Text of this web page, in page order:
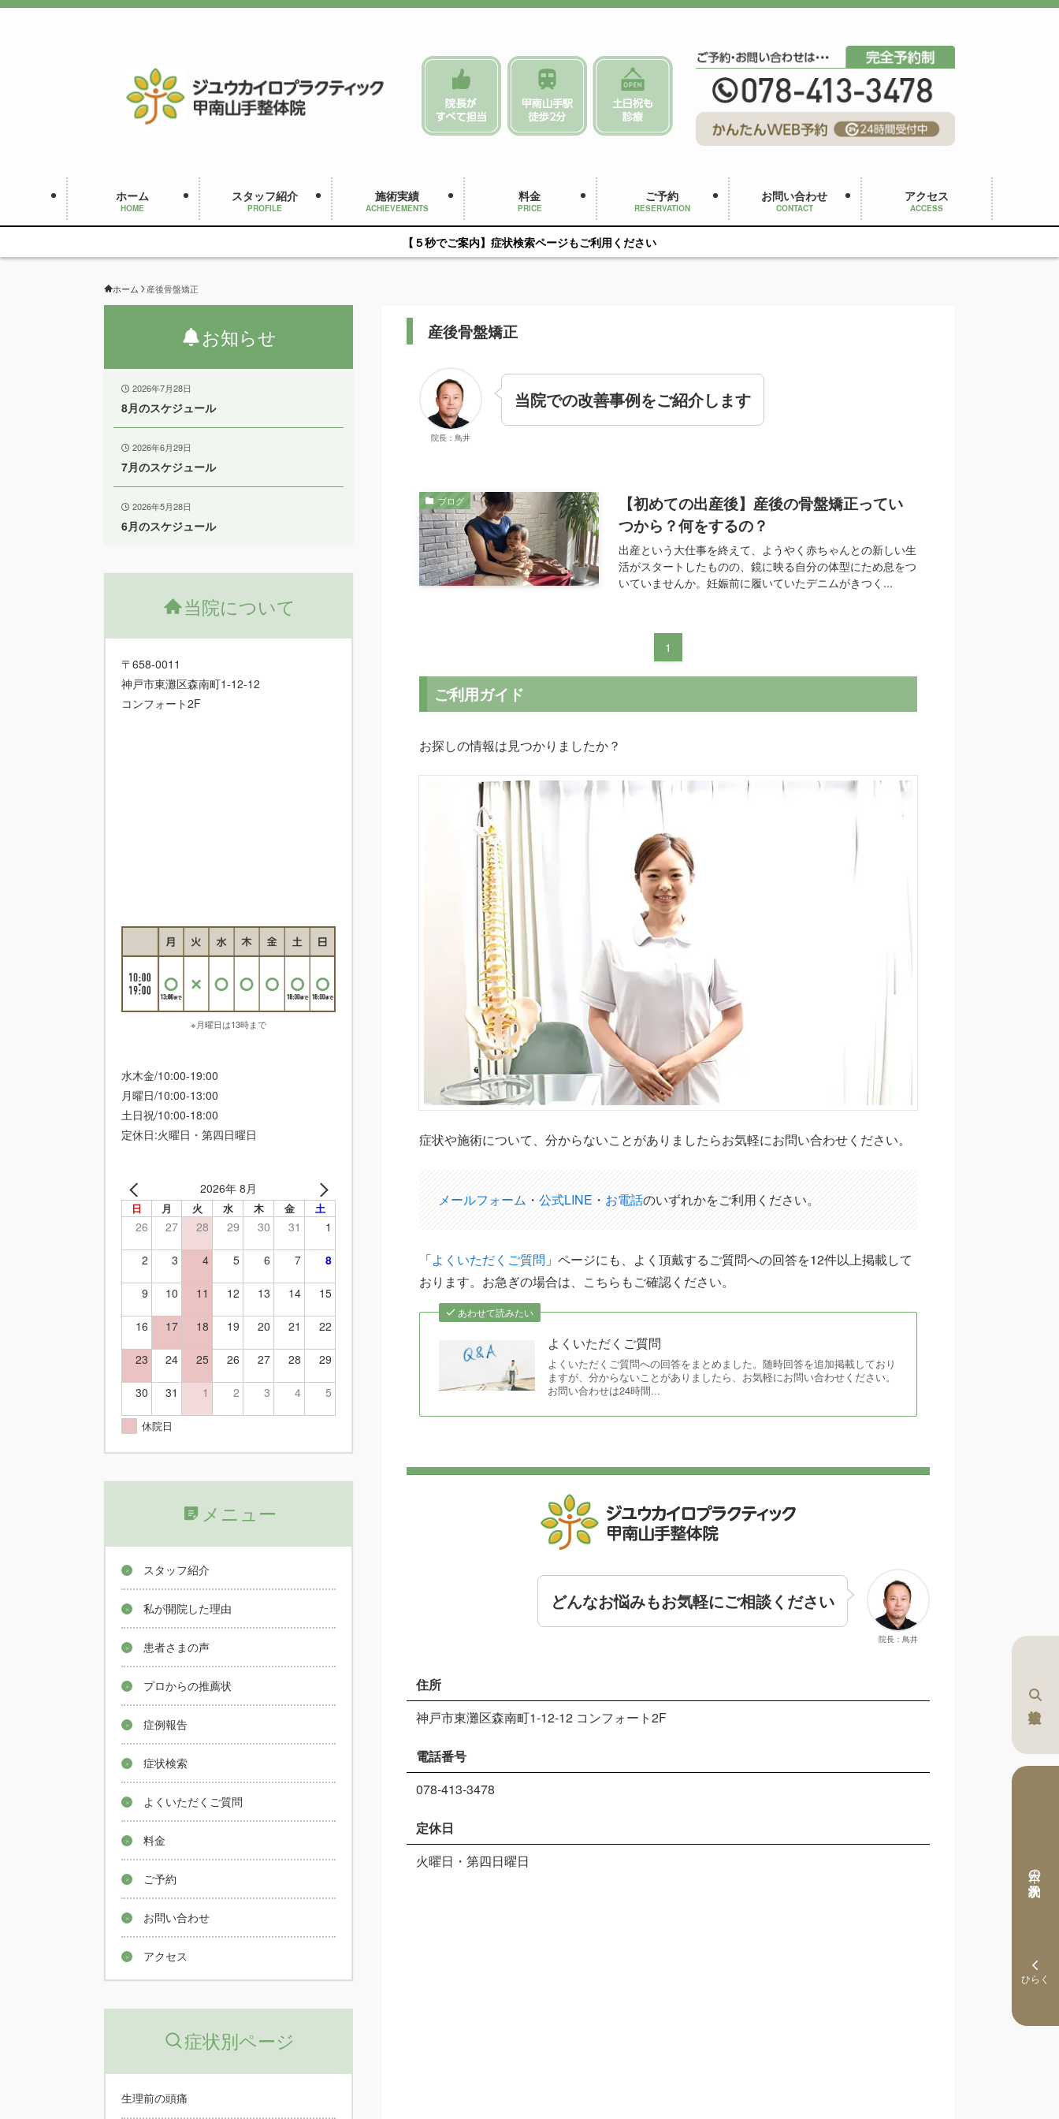
ホーム
HOME
スタッフ紹介
PROFILE
施術実績
ACHIEVEMENTS
料金
PRICE
ご予約
RESERVATION
お問い合わせ
CONTACT
アクセス
ACCESS
【５秒でご案内】症状検索ページもご利用ください
ホーム 産後骨盤矯正
産後骨盤矯正
院長：鳥井
当院での改善事例をご紹介します
ブログ
【初めての出産後】産後の骨盤矯正ってい
つから？何をするの？
出産という大仕事を終えて、ようやく赤ちゃんとの新しい生
活がスタートしたものの、鏡に映る自分の体型にため息をつ
いていませんか。妊娠前に履いていたデニムがきつく...
1
ご利用ガイド
お探しの情報は見つかりましたか？
症状や施術について、分からないことがありましたらお気軽にお問い合わせください。
メールフォーム ・ 公式LINE ・ お電話のいずれかをご利用ください。
「よくいただくご質問 」ページにも、よく頂戴するご質問への回答を12件以上掲載して
おります。お急ぎの場合は、こちらもご確認ください。
あわせて読みたい
よくいただくご質問
よくいただくご質問への回答をまとめました。随時回答を追加掲載しており
ますが、分からないことがありましたら、お気軽にお問い合わせください。
お問い合わせは24時間...
院長：鳥井
どんなお悩みもお気軽にご相談ください
住所
神戸市東灘区森南町1-12-12 コンフォート2F
電話番号
078-413-3478
定休日
火曜日・第四日曜日
お知らせ
2026年7月28日
8月のスケジュール
2026年6月29日
7月のスケジュール
2026年5月28日
6月のスケジュール
当院について
〒658-0011
神戸市東灘区森南町1-12-12
コンフォート2F
※月曜日は13時まで
水木金/10:00-19:00
月曜日/10:00-13:00
土日祝/10:00-18:00
定休日:火曜日・第四日曜日
2026年 8月
日 月 火 水 木 金 土
26 27 28 29 30 31 1
2 3 4 5 6 7 8
9 10 11 12 13 14 15
16 17 18 19 20 21 22
23 24 25 26 27 28 29
30 31 1 2 3 4 5
休院日
メニュー
スタッフ紹介
私が開院した理由
患者さまの声
プロからの推薦状
症例報告
症状検索
よくいただくご質問
料金
ご予約
お問い合わせ
アクセス
症状別ページ
生理前の頭痛
本日の予約状況